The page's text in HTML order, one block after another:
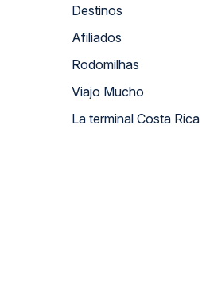
Destinos
Afiliados
Rodomilhas
Viajo Mucho
La terminal Costa Rica